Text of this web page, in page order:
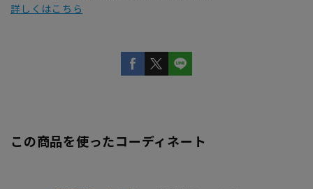
詳しくはこちら
この商品を使ったコーディネート